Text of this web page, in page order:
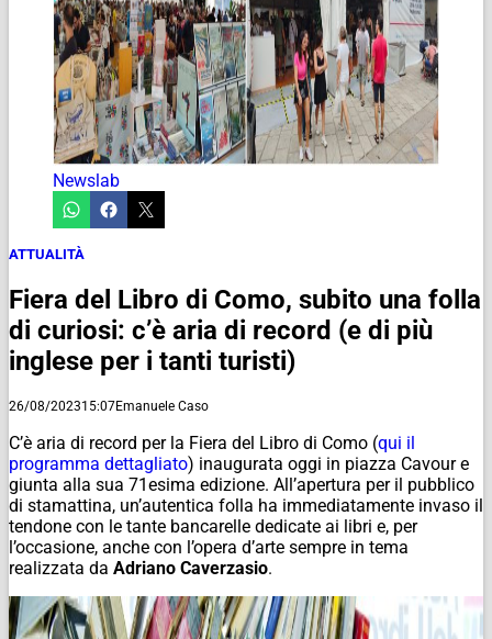
Newslab
ATTUALITÀ
Fiera del Libro di Como, subito una folla
di curiosi: c’è aria di record (e di più
inglese per i tanti turisti)
26/08/202315:07Emanuele Caso
C’è aria di record per la Fiera del Libro di Como (qui il
programma dettagliato) inaugurata oggi in piazza Cavour e
giunta alla sua 71esima edizione. All’apertura per il pubblico
di stamattina, un’autentica folla ha immediatamente invaso il
tendone con le tante bancarelle dedicate ai libri e, per
l’occasione, anche con l’opera d’arte sempre in tema
realizzata da Adriano Caverzasio.